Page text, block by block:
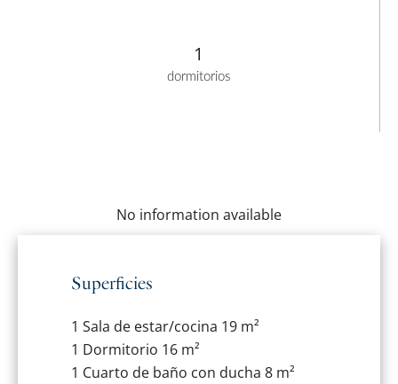
dormitorios
1
No information available
Superficies
1 Sala de estar/cocina 19 m²
1 Dormitorio 16 m²
1 Cuarto de baño con ducha 8 m²